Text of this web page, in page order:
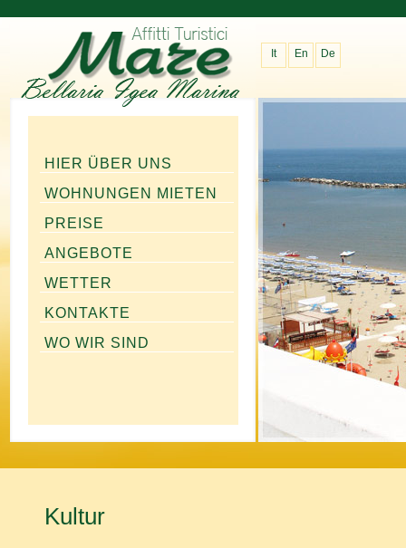
HIER ÜBER UNS
WOHNUNGEN MIETEN
PREISE
ANGEBOTE
WETTER
KONTAKTE
WO WIR SIND
It En De
Kultur